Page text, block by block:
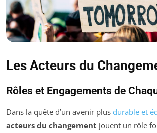
Les Acteurs du
Rôles et Engagements de
Dans la quête d’un avenir plus durable et
acteurs du changement jouent un rôle